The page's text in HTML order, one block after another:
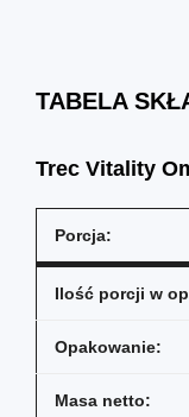
TABELA
Trec Vitality
Porcja:
Ilość porcji w
Opakowanie:
Masa netto: